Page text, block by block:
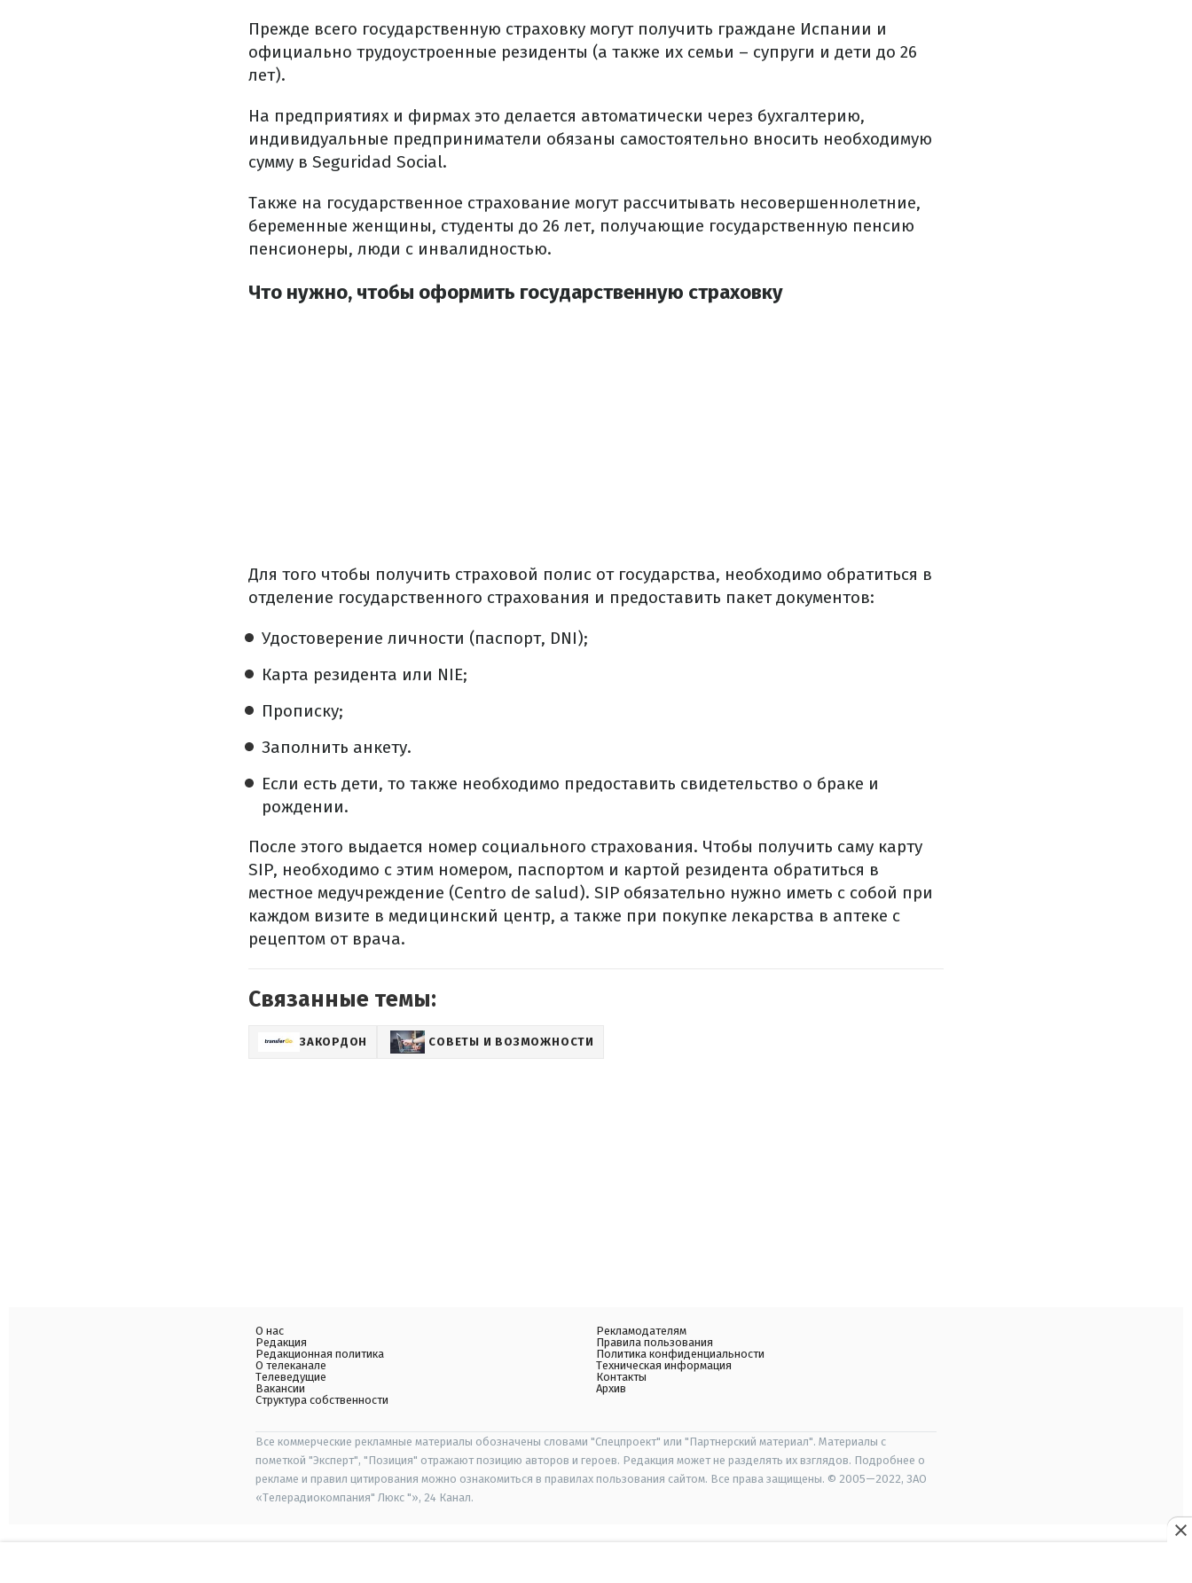
Прежде всего государственную страховку могут получить граждане Испании и
официально трудоустроенные резиденты (а также их семьи – супруги и дети до 26
лет).
На предприятиях и фирмах это делается автоматически через бухгалтерию,
индивидуальные предприниматели обязаны самостоятельно вносить необходимую
сумму в Seguridad Social.
Также на государственное страхование могут рассчитывать несовершеннолетние,
беременные женщины, студенты до 26 лет, получающие государственную пенсию
пенсионеры, люди с инвалидностью.
Что нужно, чтобы оформить государственную страховку
Для того чтобы получить страховой полис от государства, необходимо обратиться в
отделение государственного страхования и предоставить пакет документов:
Удостоверение личности (паспорт, DNI);
Карта резидента или NIE;
Прописку;
Заполнить анкету.
Если есть дети, то также необходимо предоставить свидетельство о браке и
рождении.
После этого выдается номер социального страхования. Чтобы получить саму карту
SIP, необходимо с этим номером, паспортом и картой резидента обратиться в
местное медучреждение (Centro de salud). SIP обязательно нужно иметь с собой при
каждом визите в медицинский центр, а также при покупке лекарства в аптеке с
рецептом от врача.
Связанные темы:
ЗАКОРДОН СОВЕТЫ И ВОЗМОЖНОСТИ
О нас
Редакция
Редакционная политика
О телеканале
Телеведущие
Вакансии
Структура собственности
Рекламодателям
Правила пользования
Политика конфиденциальности
Техническая информация
Контакты
Архив
Все коммерческие рекламные материалы обозначены словами "Спецпроект" или "Партнерский материал". Материалы с
пометкой "Эксперт", "Позиция" отражают позицию авторов и героев. Редакция может не разделять их взглядов. Подробнее о
рекламе и правил цитирования можно ознакомиться в правилах пользования сайтом. Все права защищены. © 2005—2022, ЗАО
«Телерадиокомпания" Люкс "», 24 Канал.